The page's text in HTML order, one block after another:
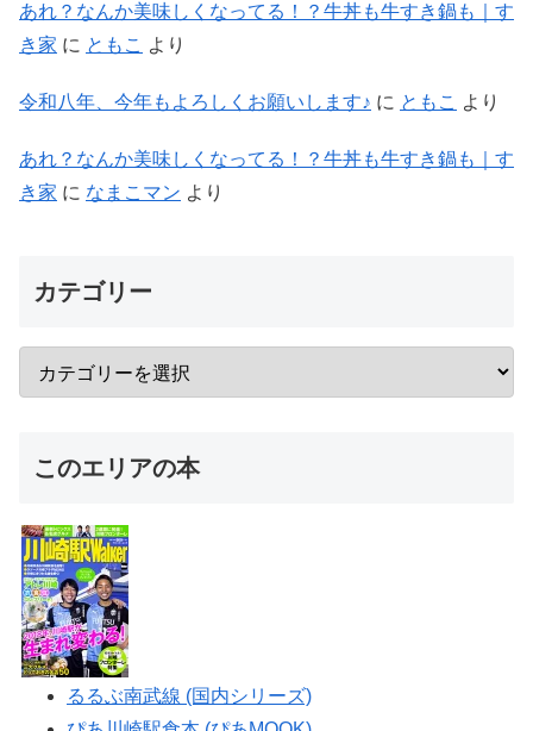
あれ？なんか美味しくなってる！？牛丼も牛すき鍋も｜す
き家 に ともこ より
令和八年、今年もよろしくお願いします♪ に ともこ より
あれ？なんか美味しくなってる！？牛丼も牛すき鍋も｜す
き家 に なまこマン より
カテゴリー
このエリアの本
るるぶ南武線 (国内シリーズ)